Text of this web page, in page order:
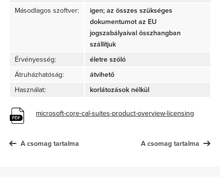
Másodlagos szoftver:
igen; az összes szükséges
dokumentumot az EU
jogszabályaival összhangban
szállítjuk
Érvényesség:
életre szóló
Átruházhatóság:
átvihető
Használat:
korlátozások nélkül
microsoft-core-cal-suites-product-overview-licensing
A csomag tartalma A csomag tartalma